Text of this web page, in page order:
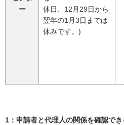
ー
休日、12月29日から
翌年の1月3日までは
休みです。)
1：申請者と代理人の関係を確認で